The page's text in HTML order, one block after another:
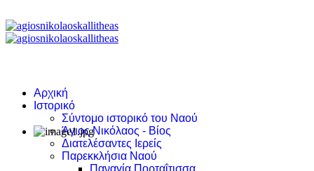
Αρχική
Ιστορικό
Σύντομο ιστορικό του Ναού
Άγιος Νικόλαος - Βίος
Διατελέσαντες Ιερείς
Παρεκκλήσια Ναού
Παναγία Πορταΐτισσα